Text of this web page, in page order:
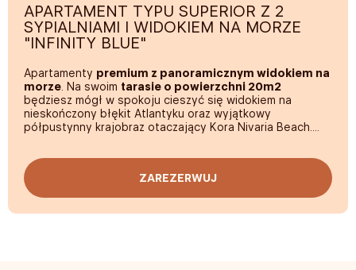
APARTAMENT TYPU SUPERIOR Z 2
SYPIALNIAMI I WIDOKIEM NA MORZE
"INFINITY BLUE"
Apartamenty premium z panoramicznym widokiem na
morze . Na swoim tarasie o powierzchni 20m2
będziesz mógł w spokoju cieszyć się widokiem na
nieskończony błękit Atlantyku oraz wyjątkowy
półpustynny krajobraz otaczający Kora Nivaria Beach.
przytulne, w pełni wyposażone, aby zagwarantować
maksymalny komfort:
prysznic z efektem deszczu
wysokiej klasy wyposażenie do wypoczynku,
niemiecka
ZAREZERWUJ